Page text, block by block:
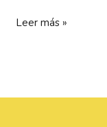
Leer más »